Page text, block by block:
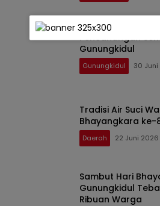
Pencanangan
Gunungkidul
Gunungkidul 30
Tradisi Air Suci
Bhayangkara ke-
Daerah 22 Juni 2026
Sambut Hari
Gunungkidul
Ribuan Warga